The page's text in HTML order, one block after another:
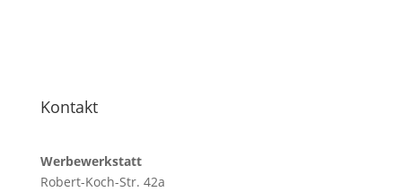
Kontakt
Werbewerkstatt
Robert-Koch-Str. 42a